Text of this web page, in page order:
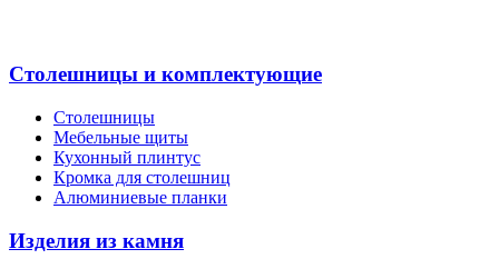
Столешницы и комплектующие
Столешницы
Мебельные щиты
Кухонный плинтус
Кромка для столешниц
Алюминиевые планки
Изделия из камня